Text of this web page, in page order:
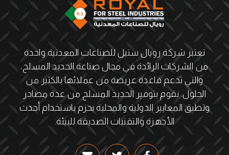
تعتبر شركة رويال ستيل للصناعات المعدنية واحدة
من الشركات الرائدة في مجال صناعة الحديد المسلح،
والتي تدعم قاعدة عريضة من عملائها بالكثير من
الحلول. نقوم بتوفير الحديد المسلح من عدة مصادر
وتطبق المعايير الدولية والمحلية بحزم باستخدام أحدث
الأجهزة والتقنيات الصديقة للبيئة.